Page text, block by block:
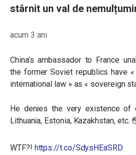
stârnit un val de
acum 3 ani
China’s ambassador to France
the former Soviet republics have
international law » as « sovereign
He denies the very existence of
Lithuania, Estonia, Kazakhstan, etc.
WTF?! https://t.co/SdysHEaSRD